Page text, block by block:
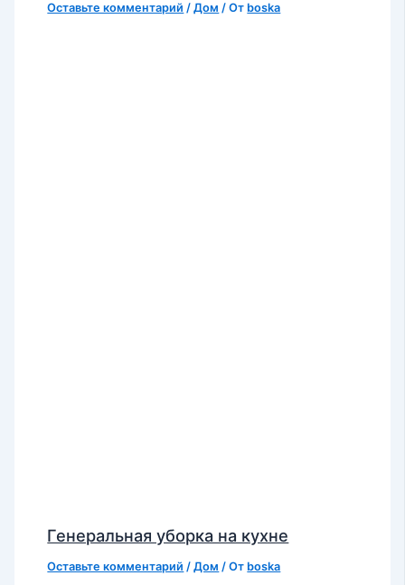
Оставьте комментарий /Дом / От boska
Генеральная уборка на кухне
Оставьте комментарий /Дом / От boska